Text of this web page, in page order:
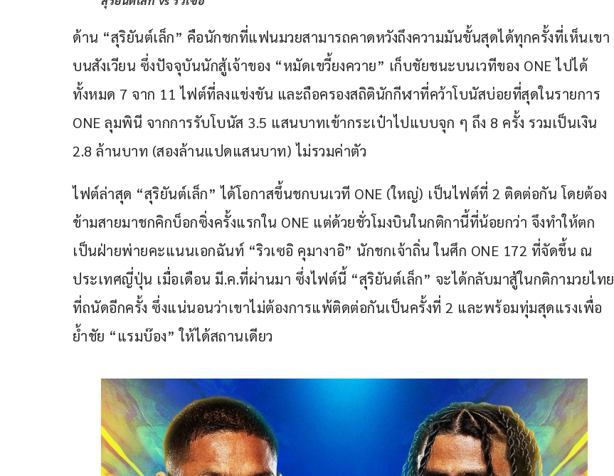
ด้าน “สุริยันต์เล็ก” คือนักชกที่แฟนมวยสามารถคาดหวังถึงความมันขั้นสุดได้ทุกครั้งที่เห็นเขา
บนสังเวียน ซึ่งปัจจุบันนักสู้เจ้าของ “หมัดเขวี้ยงควาย” เก็บชัยชนะบนเวทีของ ONE ไปได้
ทั้งหมด 7 จาก 11 ไฟต์ที่ลงแข่งขัน และถือครองสถิตินักกีฬาที่คว้าโบนัสบ่อยที่สุดในรายการ
ONE ลุมพินี จากการรับโบนัส 3.5 แสนบาทเข้ากระเป๋าไปแบบจุก ๆ ถึง 8 ครั้ง รวมเป็นเงิน
2.8 ล้านบาท (สองล้านแปดแสนบาท) ไม่รวมค่าตัว
ไฟต์ล่าสุด “สุริยันต์เล็ก” ได้โอกาสขึ้นชกบนเวที ONE (ใหญ่) เป็นไฟต์ที่ 2 ติดต่อกัน โดยต้อง
ข้ามสายมาชกคิกบ็อกซิ่งครั้งแรกใน ONE แต่ด้วยชั่วโมงบินในกติกานี้ที่น้อยกว่า จึงทำให้ตก
เป็นฝ่ายพ่ายคะแนนเอกฉันท์ “ริวเซอิ คุมางาอิ” นักชกเจ้าถิ่น ในศึก ONE 172 ที่จัดขึ้น ณ
ประเทศญี่ปุ่น เมื่อเดือน มี.ค.ที่ผ่านมา ซึ่งไฟต์นี้ “สุริยันต์เล็ก” จะได้กลับมาสู้ในกติกามวยไทย
ที่ถนัดอีกครั้ง ซึ่งแน่นอนว่าเขาไม่ต้องการแพ้ติดต่อกันเป็นครั้งที่ 2 และพร้อมทุ่มสุดแรงเพื่อ
ย้ำชัย “แรมบ๊อง” ให้ได้สถานเดียว